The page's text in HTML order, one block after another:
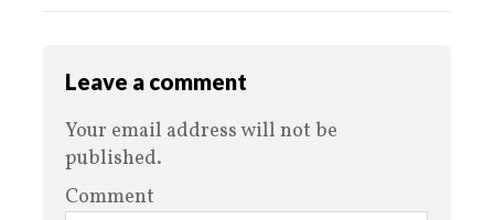
Leave a comment
Your email address will not be
published.
Comment